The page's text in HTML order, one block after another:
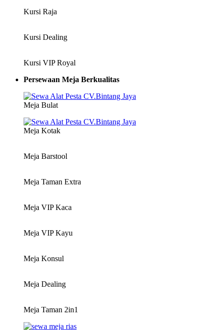
Kursi Raja
Kursi Dealing
Kursi VIP Royal
Persewaan Meja Berkualitas
Meja Bulat
Meja Kotak
Meja Barstool
Meja Taman Extra
Meja VIP Kaca
Meja VIP Kayu
Meja Konsul
Meja Dealing
Meja Taman 2in1